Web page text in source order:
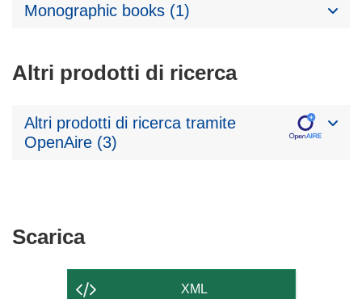
Monographic books (1)
Altri prodotti di ricerca
Altri prodotti di ricerca tramite
OpenAire (3)
ScaricaScarica
contenuto
XML